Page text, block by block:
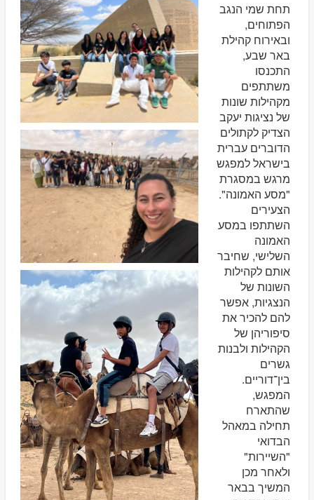
תחת שמי הנגב
הפתוחים,
ובאירוח קהילת
באר שבע,
התכנסו
משתתפים
מקהילות שונות
של נציגות יעקב
הצדיק לקתולים
הדוברים עברית
בישראל למפגש
מרגש במסגרת
"מסע האמונה".
הצעירים
השתתפו במסע
האמונה
השלישי, שחיבר
אותם לקהילות
השונות של
הנצגיות, אפשר
להם להכיר את
סיפוריהן של
הקהילות ולבנות
גשרים
בין־דוריים.
המפגש,
שהתארח
תחילה במאהל
הבדואי
"השיירות"
ולאחר מכן
המשיך בבאר